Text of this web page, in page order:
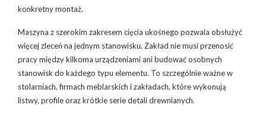
konkretny montaż.
Maszyna z szerokim zakresem cięcia ukośnego pozwala obsłużyć
więcej zleceń na jednym stanowisku. Zakład nie musi przenosić
pracy między kilkoma urządzeniami ani budować osobnych
stanowisk do każdego typu elementu. To szczególnie ważne w
stolarniach, firmach meblarskich i zakładach, które wykonują
listwy, profile oraz krótkie serie detali drewnianych.